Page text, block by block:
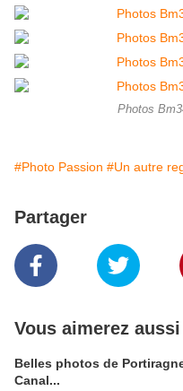
Photos
#Photo Passion #Un autre
Partager
Vous aimerez aussi
Belles photos de
Canal...